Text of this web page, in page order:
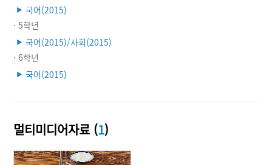
▶ 국어(2015)
· 5학년
▶ 국어(2015)/사회(2015)
· 6학년
▶ 국어(2015)
멀티미디어자료 (1)